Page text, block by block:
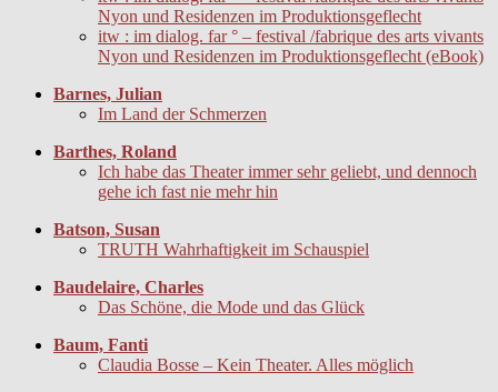
Nyon und Residenzen im Produktionsgeflecht
itw : im dialog. far ° – festival /fabrique des arts vivants
Nyon und Residenzen im Produktionsgeflecht (eBook)
Barnes, Julian
Im Land der Schmerzen
Barthes, Roland
Ich habe das Theater immer sehr geliebt, und dennoch
gehe ich fast nie mehr hin
Batson, Susan
TRUTH Wahrhaftigkeit im Schauspiel
Baudelaire, Charles
Das Schöne, die Mode und das Glück
Baum, Fanti
Claudia Bosse – Kein Theater. Alles möglich